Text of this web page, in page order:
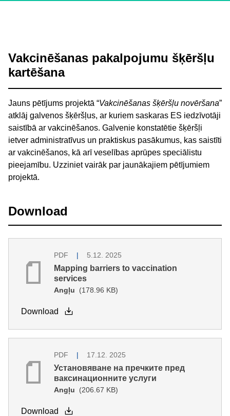
Vakcinēšanas pakalpojumu šķēršļu
kartēšana
Jauns pētījums projektā “Vakcinēšanas šķēršļu novēršana”
atklāj galvenos šķēršļus, ar kuriem saskaras ES iedzīvotāji
saistībā ar vakcinēšanos. Galvenie konstatētie šķēršļi
ietver administratīvus un praktiskus pasākumus, kas saistīti
ar vakcinēšanos, kā arī veselības aprūpes speciālistu
pieejamību. Uzziniet vairāk par jaunākajiem pētījumiem
projektā.
Download
PDF 5.12. 2025
Mapping barriers to vaccination
services
Angļu (178.96 KB)
Download
PDF 17.12. 2025
Установяване на пречките пред
ваксинационните услуги
Angļu (206.67 KB)
Download